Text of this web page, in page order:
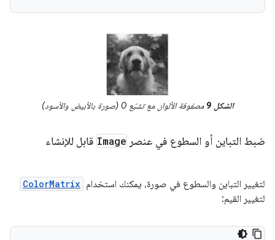
الشكل 9 مصفوفة الألوان مع تشبّع 0 (صورة بالأبيض والأسود)
ضبط التباين أو السطوع في عنصر Image قابل للإنشاء
لتغيير التباين والسطوع في صورة، يمكنك استخدام ColorMatrix
لتغيير القيم: